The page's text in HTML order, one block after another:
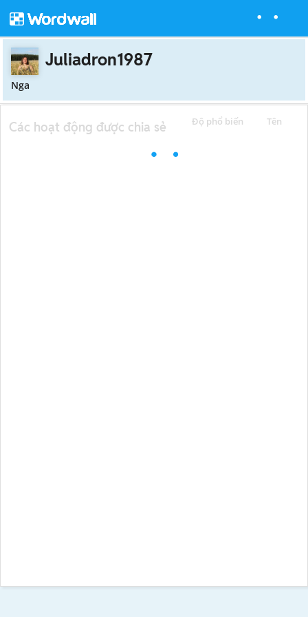
Juliadron1987
Nga
Độ phổ biến Tên
Các hoạt động được chia sẻ